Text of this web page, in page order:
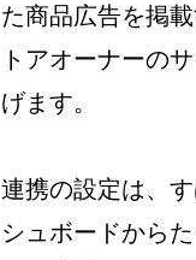
た商品広告を掲
トアオーナーの
げます。
連携の設定は、
シュボードから